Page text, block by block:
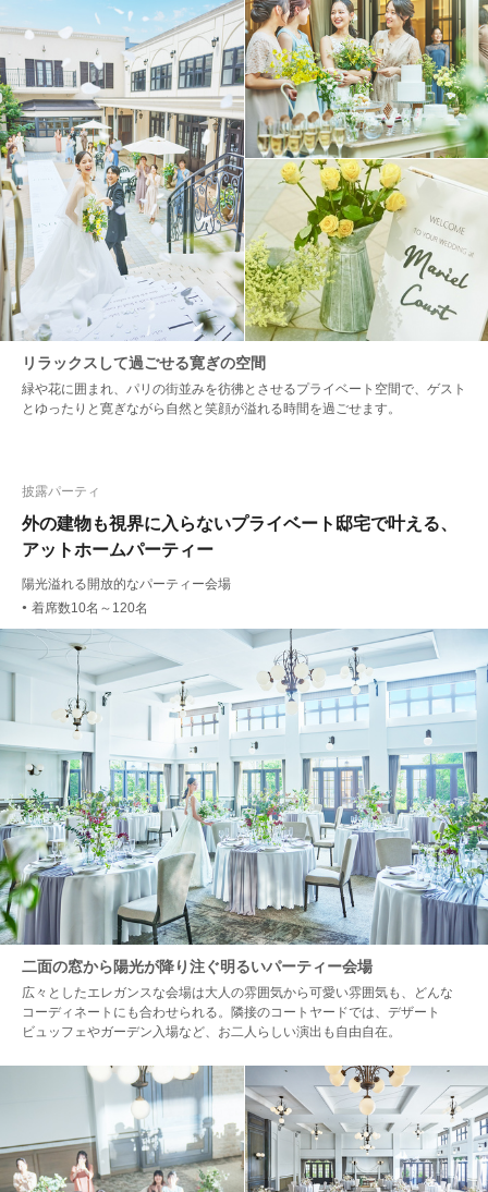
リラックスして過ごせる寛ぎの空間
緑や花に囲まれ、パリの街並みを彷彿とさせるプライベート空間で、ゲスト
とゆったりと寛ぎながら自然と笑顔が溢れる時間を過ごせます。
外の建物も視界に入らないプライベート邸宅で叶える、
アットホームパーティー
披露パーティ
陽光溢れる開放的なパーティー会場
● 着席数10名～120名
二面の窓から陽光が降り注ぐ明るいパーティー会場
広々としたエレガンスな会場は大人の雰囲気から可愛い雰囲気も、どんな
コーディネートにも合わせられる。隣接のコートヤードでは、デザート
ビュッフェやガーデン入場など、お二人らしい演出も自由自在。